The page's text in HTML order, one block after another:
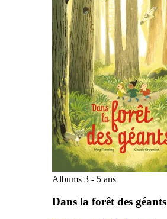
Albums 3 - 5 ans
Dans la forêt des géants